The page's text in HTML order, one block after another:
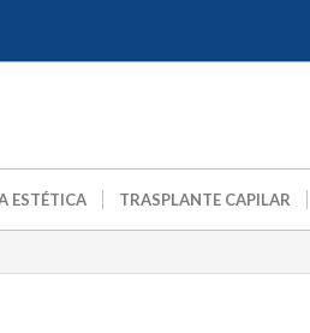
ESTÉTICA TRASPLANTE CAPILAR